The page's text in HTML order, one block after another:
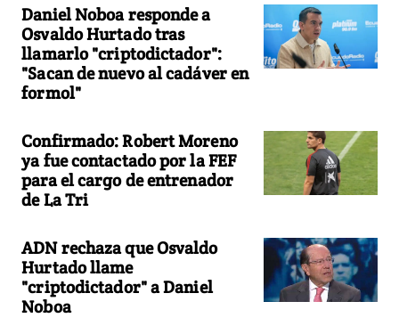
Daniel Noboa responde a
Osvaldo Hurtado tras
llamarlo "criptodictador":
"Sacan de nuevo al cadáver en
formol"
Confirmado: Robert Moreno
ya fue contactado por la FEF
para el cargo de entrenador
de La Tri
ADN rechaza que Osvaldo
Hurtado llame
"criptodictador" a Daniel
Noboa